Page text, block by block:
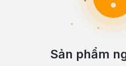
Sản phẩm